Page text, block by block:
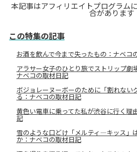
本記事はアフィリエイトプログラム
合があります
この特集の記事
お酒を飲んで今まで失ったもの：ナベコ
アラサー女子のひとり旅でストリップ劇
ナベコの取材日記
ボジョレーヌーボーのために「割れない
る：ナベコの取材日記
黄色い電車に乗ってた私が渋谷に行く理
記
雪のような口どけ「メルティ―キッス」
か：ナベコの取材日記